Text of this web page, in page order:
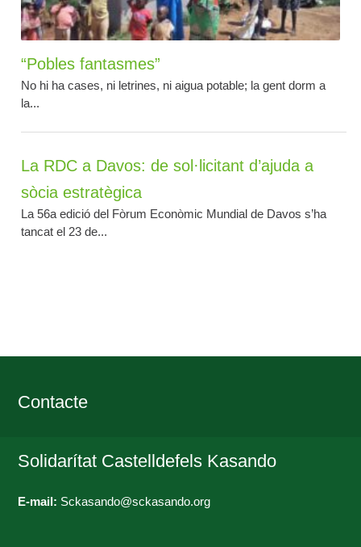
“Pobles fantasmes”
No hi ha cases, ni letrines, ni aigua potable; la gent dorm a
la...
La RDC a Davos: de sol·licitant d’ajuda a
sòcia estratègica
La 56a edició del Fòrum Econòmic Mundial de Davos s’ha
tancat el 23 de...
Contacte
Solidarítat Castelldefels Kasando
E-mail: Sckasando@sckasando.org